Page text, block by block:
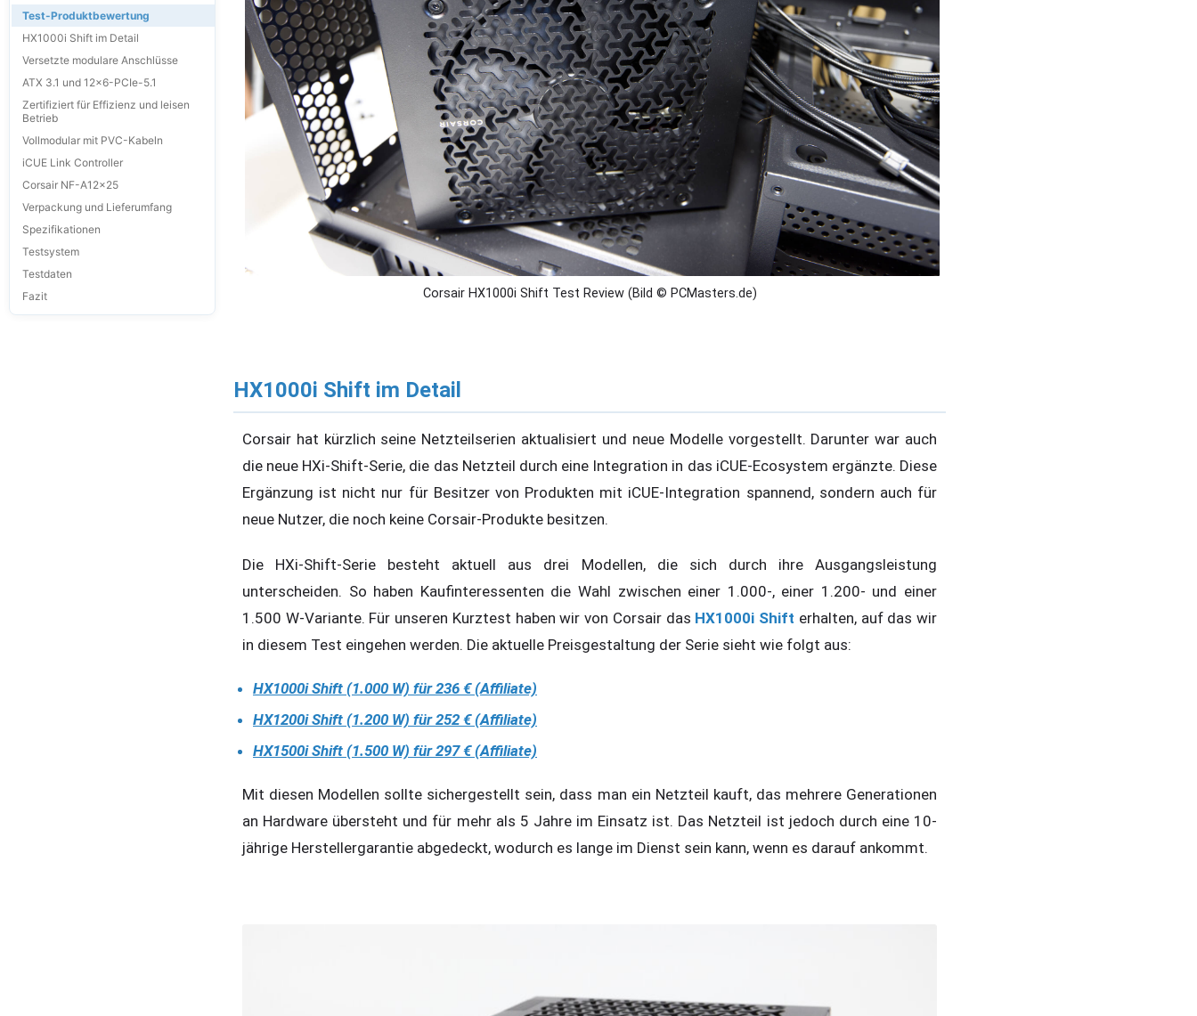
Test-Produktbewertung
HX1000i Shift im Detail
Versetzte modulare Anschlüsse
ATX 3.1 und 12x6-PCIe-5.1
Zertifiziert für Effizienz und leisen
Betrieb
Vollmodular mit PVC-Kabeln
iCUE Link Controller
Corsair NF-A12x25
Verpackung und Lieferumfang
Spezifikationen
Testsystem
Testdaten
Fazit
Corsair HX1000i Shift Test Review (Bild © PCMasters.de)
HX1000i Shift im Detail
Corsair hat kürzlich seine Netzteilserien aktualisiert und neue Modelle vorgestellt. Darunter war auch
die neue HXi-Shift-Serie, die das Netzteil durch eine Integration in das iCUE-Ecosystem ergänzte. Diese
Ergänzung ist nicht nur für Besitzer von Produkten mit iCUE-Integration spannend, sondern auch für
neue Nutzer, die noch keine Corsair-Produkte besitzen.
Die HXi-Shift-Serie besteht aktuell aus drei Modellen, die sich durch ihre Ausgangsleistung
unterscheiden. So haben Kaufinteressenten die Wahl zwischen einer 1.000-, einer 1.200- und einer
1.500 W-Variante. Für unseren Kurztest haben wir von Corsair das HX1000i Shift erhalten, auf das wir
in diesem Test eingehen werden. Die aktuelle Preisgestaltung der Serie sieht wie folgt aus:
HX1000i Shift (1.000 W) für 236 € (Affiliate)
HX1200i Shift (1.200 W) für 252 € (Affiliate)
HX1500i Shift (1.500 W) für 297 € (Affiliate)
Mit diesen Modellen sollte sichergestellt sein, dass man ein Netzteil kauft, das mehrere Generationen
an Hardware übersteht und für mehr als 5 Jahre im Einsatz ist. Das Netzteil ist jedoch durch eine 10-
jährige Herstellergarantie abgedeckt, wodurch es lange im Dienst sein kann, wenn es darauf ankommt.